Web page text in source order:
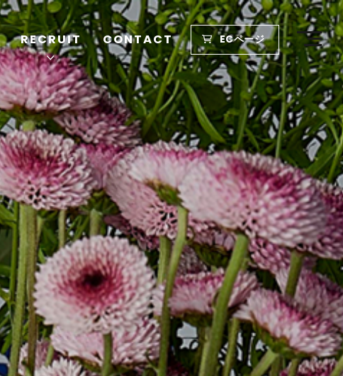
RECRUIT CONTACT ECページ